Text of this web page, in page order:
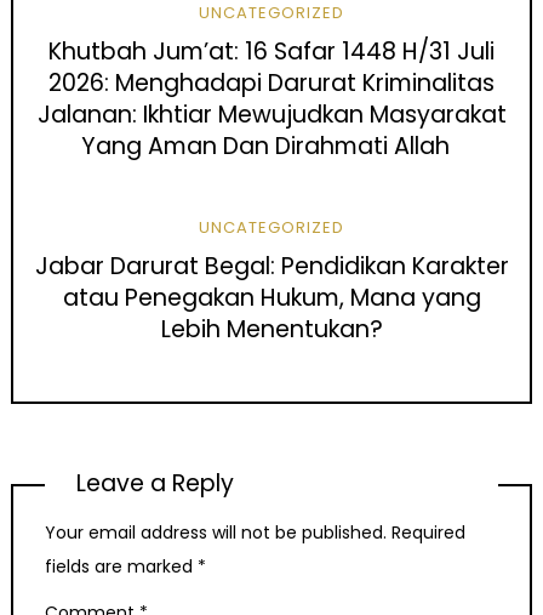
UNCATEGORIZED
Khutbah Jum’at: 16 Safar 1448 H/31 Juli
2026: Menghadapi Darurat Kriminalitas
Jalanan: Ikhtiar Mewujudkan Masyarakat
Yang Aman Dan Dirahmati Allah
UNCATEGORIZED
Jabar Darurat Begal: Pendidikan Karakter
atau Penegakan Hukum, Mana yang
Lebih Menentukan?
Leave a Reply
Your email address will not be published. Required
fields are marked *